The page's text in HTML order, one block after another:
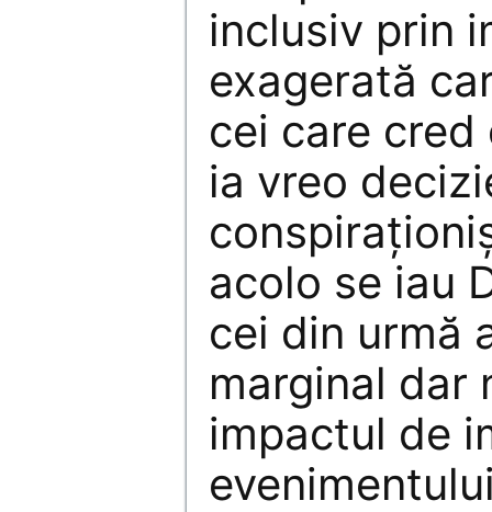
inclusiv prin
exagerată
cei care
ia vreo
acolo se iau
cei din urmă
marginal dar
impactul de